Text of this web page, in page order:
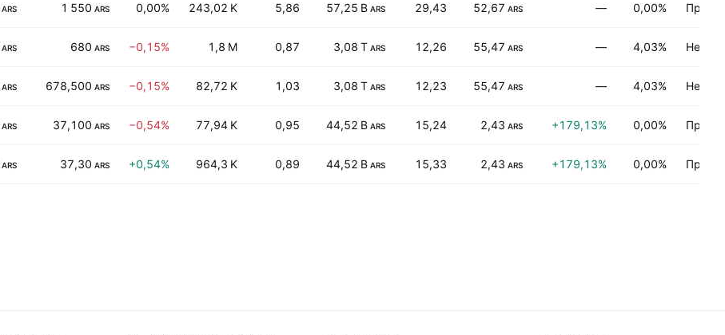
ARS 1 550 ARS 0,00% 243,02 K 5,86 57,25 B ARS 29,43 52,67 ARS — 0,00%
ARS 680 ARS −0,15% 1,8 M 0,87 3,08 T ARS 12,26 55,47 ARS — 4,03%
ARS 678,500 ARS −0,15% 82,72 K 1,03 3,08 T ARS 12,23 55,47 ARS — 4,03%
ARS 37,100 ARS −0,54% 77,94 K 0,95 44,52 B ARS 15,24 2,43 ARS +179,13% 0,00%
ARS 37,30 ARS +0,54% 964,3 K 0,89 44,52 B ARS 15,33 2,43 ARS +179,13% 0,00%